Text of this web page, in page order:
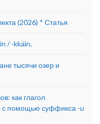
(2026) * Статья
/ -kkäin.
тысячи озер и
как глагол
с помощью суффикса -u